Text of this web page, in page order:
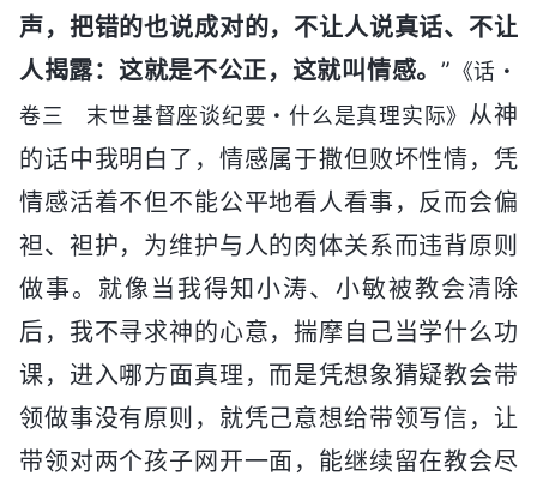
声，把错的也说成对的，不让人说真话、不让
人揭露：这就是不公正，这就叫情感。 ” 《话・
卷三 末世基督座谈纪要・什么是真理实际》 从神
的话中我明白了，情感属于撒但败坏性情，凭
情感活着不但不能公平地看人看事，反而会偏
袒、袒护，为维护与人的肉体关系而违背原则
做事。就像当我得知小涛、小敏被教会清除
后，我不寻求神的心意，揣摩自己当学什么功
课，进入哪方面真理，而是凭想象猜疑教会带
领做事没有原则，就凭己意想给带领写信，让
带领对两个孩子网开一面，能继续留在教会尽